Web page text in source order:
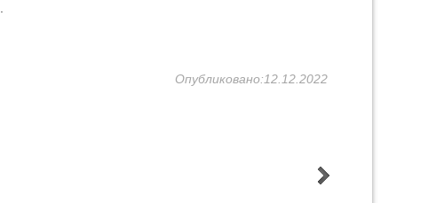
Опубликовано:12.12.2022